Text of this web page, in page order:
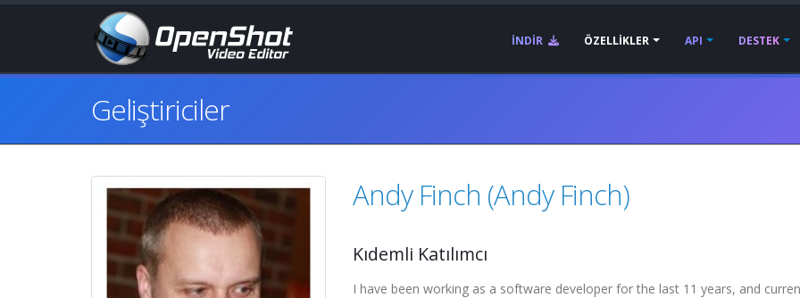
İNDIR ÖZELLIKLER API DESTEK
Geliştiriciler
Andy Finch (Andy Finch)
Kıdemli Katılımcı
I have been working as a software developer for the last 11 years, and